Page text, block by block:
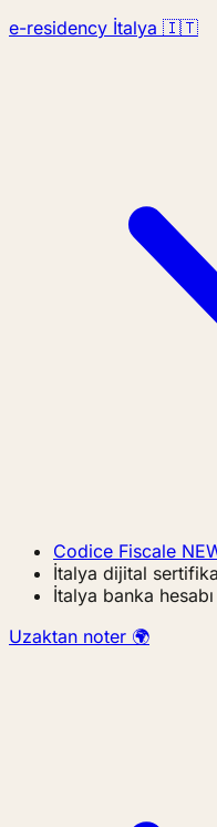
e-residency İtalya 🇮🇹
Codice Fiscale
İtalya dijital
İtalya banka hesabı
Uzaktan noter 🌍